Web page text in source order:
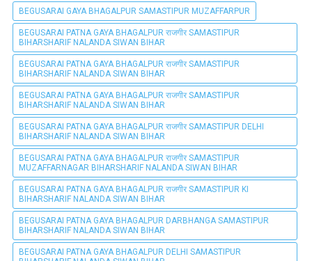
BEGUSARAI GAYA BHAGALPUR SAMASTIPUR MUZAFFARPUR
BEGUSARAI PATNA GAYA BHAGALPUR राजगीर SAMASTIPUR
BIHARSHARIF NALANDA SIWAN BIHAR
BEGUSARAI PATNA GAYA BHAGALPUR राजगीर SAMASTIPUR
BIHARSHARIF NALANDA SIWAN BIHAR
BEGUSARAI PATNA GAYA BHAGALPUR राजगीर SAMASTIPUR
BIHARSHARIF NALANDA SIWAN BIHAR
BEGUSARAI PATNA GAYA BHAGALPUR राजगीर SAMASTIPUR DELHI
BIHARSHARIF NALANDA SIWAN BIHAR
BEGUSARAI PATNA GAYA BHAGALPUR राजगीर SAMASTIPUR
MUZAFFARNAGAR BIHARSHARIF NALANDA SIWAN BIHAR
BEGUSARAI PATNA GAYA BHAGALPUR राजगीर SAMASTIPUR KI
BIHARSHARIF NALANDA SIWAN BIHAR
BEGUSARAI PATNA GAYA BHAGALPUR DARBHANGA SAMASTIPUR
BIHARSHARIF NALANDA SIWAN BIHAR
BEGUSARAI PATNA GAYA BHAGALPUR DELHI SAMASTIPUR